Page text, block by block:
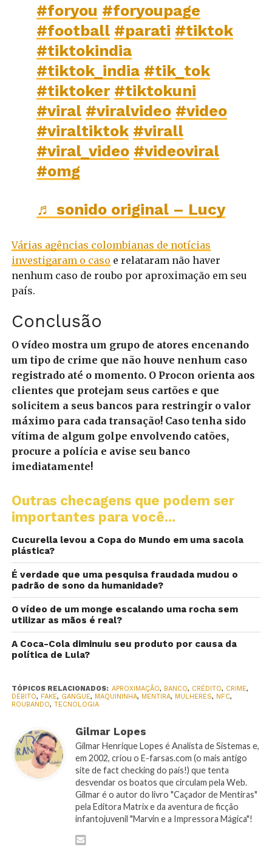
#foryou #foryoupage
#football #parati #tiktok
#tiktokindia
#tiktok_india #tik_tok
#tiktoker #tiktokuni
#viral #viralvideo #video
#viraltiktok #virall
#viral_video #videoviral
#omg
♬ sonido original – Lucy
Várias agências colombianas de notícias
investigaram o caso e relataram não haver
nenhum caso de roubo por aproximação em seu
país.
Conclusão
O vídeo mostra um grupo de atores encenando
um tipo de crime que não houve nenhum caso
registrado até o momento. O Procon orienta aos
clientes que protejam seus cartões e que
solicitem a seus bancos para restringir o valor
máximo para cada transação! Caso tenha sido
vítima de algum golpe envolvendo catões,
procure a polícia e avise seu banco
imediatamente!
Outras checagens que podem ser
importantes para você...
Cucurella levou a Copa do Mundo em uma sacola
plástica?
É verdade que uma pesquisa fraudada mudou o
padrão de sono da humanidade?
O vídeo de um monge escalando uma rocha sem
utilizar as mãos é real?
A Coca-Cola diminuiu seu produto por causa da
política de Lula?
TÓPICOS RELACIONADOS: APROXIMAÇÃO, BANCO, CRÉDITO, CRIME,
DÉBITO, FAKE, GANGUE, MAQUININHA, MENTIRA, MULHERES, NFC,
ROUBANDO, TECNOLOGIA
Gilmar Lopes
Gilmar Henrique Lopes é Analista de Sistemas e,
em 2002, criou o E-farsas.com (o mais antigo
site de fact checking do país!) que tenta
desvendar os boatos que circulam pela Web.
Gilmar é o autor do livro "Caçador de Mentiras"
pela Editora Matrix e da aventura de ficção
infantojuvenil "Marvin e a Impressora Mágica"!